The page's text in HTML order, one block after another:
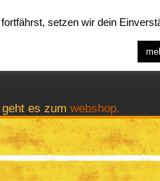
es zum webshop.
setzen wir dein